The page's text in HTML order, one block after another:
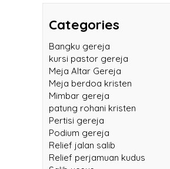
Categories
Bangku gereja
kursi pastor gereja
Meja Altar Gereja
Meja berdoa kristen
Mimbar gereja
patung rohani kristen
Pertisi gereja
Podium gereja
Relief jalan salib
Relief perjamuan kudus